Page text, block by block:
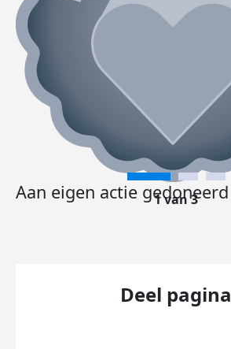
Aan eigen actie gedoneerd
1 van 3
Deel pagina